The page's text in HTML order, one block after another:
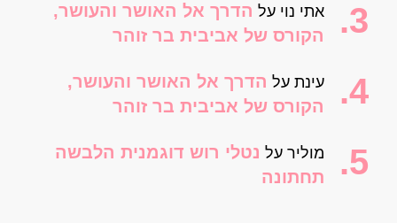
אתי נוי על הדרך אל האושר והעושר,
הקורס של אביבית בר זוהר
עינת על הדרך אל האושר והעושר,
הקורס של אביבית בר זוהר
מוליר על נטלי רוש דוגמנית הלבשה
תחתונה